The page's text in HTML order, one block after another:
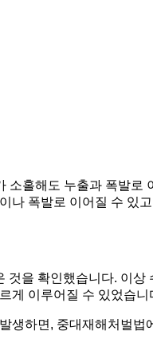
홀해도 누출과 폭발로
나 폭발로 이어질 수 있
것을 확인했습니다. 이상
게 이루어질 수 있었습니
생하면, 중대재해처벌법